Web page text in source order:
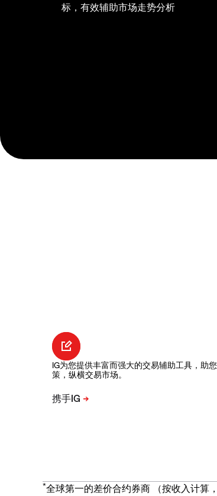
标，有效辅助市场走势分析
IG为您提供丰富而强大的交易辅助工具，助
策，纵横交易市场。
*全球第一的差价合约券商 （按收入计算